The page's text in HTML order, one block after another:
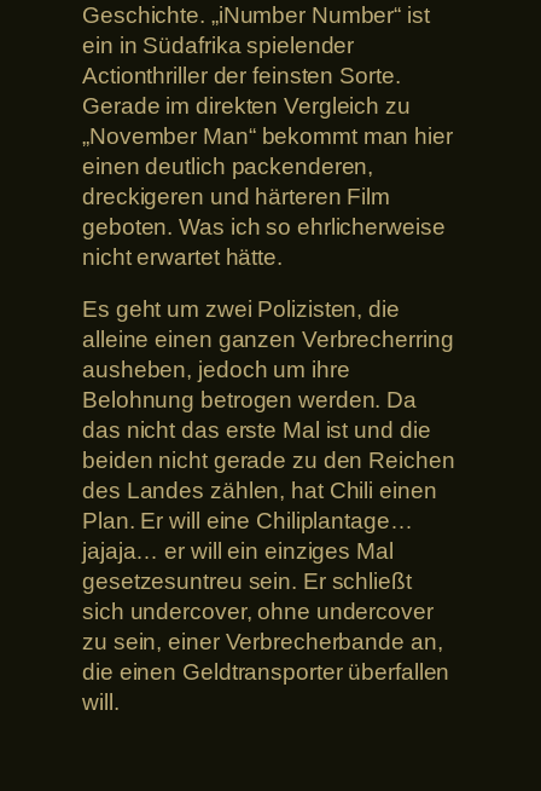
Geschichte. „iNumber Number“ ist
ein in Südafrika spielender
Actionthriller der feinsten Sorte.
Gerade im direkten Vergleich zu
„November Man“ bekommt man hier
einen deutlich packenderen,
dreckigeren und härteren Film
geboten. Was ich so ehrlicherweise
nicht erwartet hätte.
Es geht um zwei Polizisten, die
alleine einen ganzen Verbrecherring
ausheben, jedoch um ihre
Belohnung betrogen werden. Da
das nicht das erste Mal ist und die
beiden nicht gerade zu den Reichen
des Landes zählen, hat Chili einen
Plan. Er will eine Chiliplantage…
jajaja… er will ein einziges Mal
gesetzesuntreu sein. Er schließt
sich undercover, ohne undercover
zu sein, einer Verbrecherbande an,
die einen Geldtransporter überfallen
will.